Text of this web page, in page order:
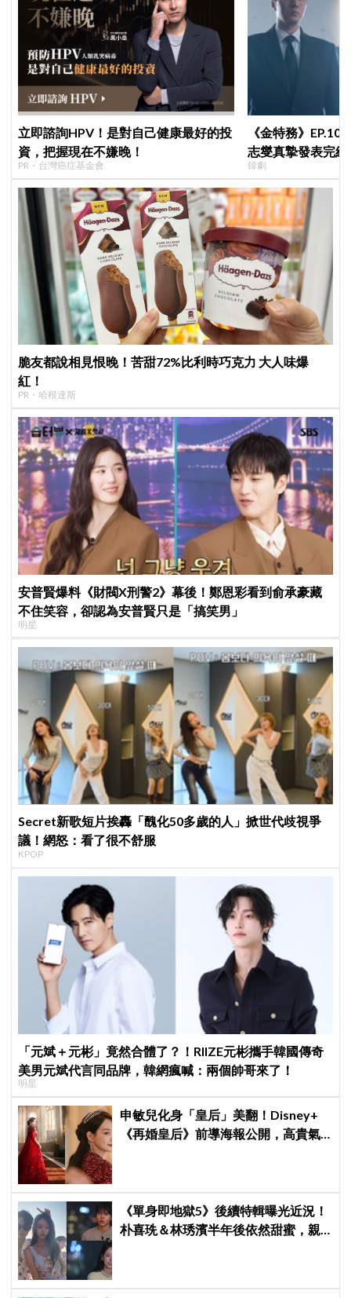
立即諮詢HPV！是對自己健康最好的投
資，把握現在不嫌晚！
PR・台灣癌症基金會
《金特務》
志燮真摯發表完
陪伴我們到最後的
韓劇
脆友都說相見恨晚！苦甜72%比利時巧克力 大人味爆
紅！
PR・哈根達斯
安普賢爆料《財閥X刑警2》幕後！鄭恩彩看到俞承豪藏
不住笑容，卻認為安普賢只是「搞笑男」
明星
Secret新歌短片挨轟「醜化50多歲的人」掀世代歧視爭
議！網怒：看了很不舒服
KPOP
「元斌＋元彬」竟然合體了？！RIIZE元彬攜手韓國傳奇
美男元斌代言同品牌，韓網瘋喊：兩個帥哥來了！
明星
申敏兒化身「皇后」美翻！Disney+
《再婚皇后》前導海報公開，高貴氣
《單身即地獄5》後續特輯曝光近況！
朴喜珗＆林琇濱半年後依然甜蜜，親